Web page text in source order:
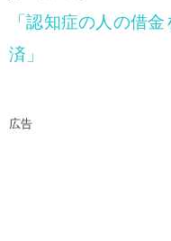
「認知症の人の借
済」
広告